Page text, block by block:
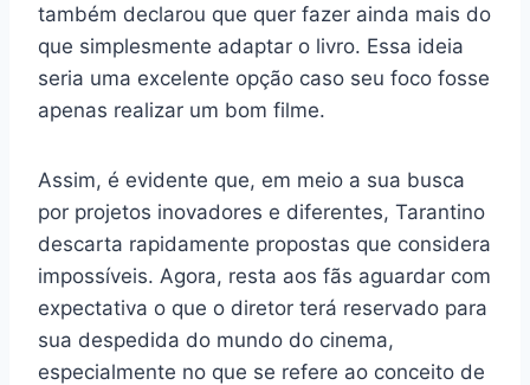
também declarou que quer fazer ainda mais do
que simplesmente adaptar o livro. Essa ideia
seria uma excelente opção caso seu foco fosse
apenas realizar um bom filme.
Assim, é evidente que, em meio a sua busca
por projetos inovadores e diferentes, Tarantino
descarta rapidamente propostas que considera
impossíveis. Agora, resta aos fãs aguardar com
expectativa o que o diretor terá reservado para
sua despedida do mundo do cinema,
especialmente no que se refere ao conceito de